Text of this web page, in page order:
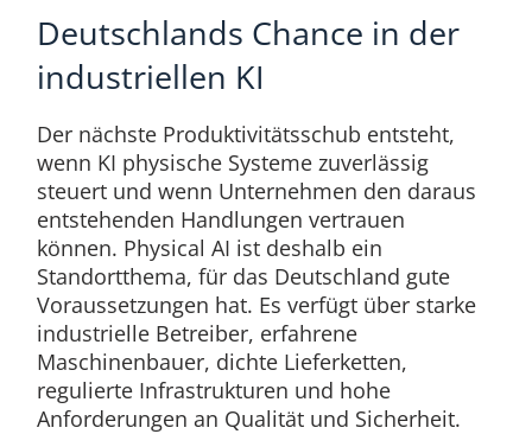
Deutschlands Chance in der
industriellen KI
Der nächste Produktivitätsschub entsteht,
wenn KI physische Systeme zuverlässig
steuert und wenn Unternehmen den daraus
entstehenden Handlungen vertrauen
können. Physical AI ist deshalb ein
Standortthema, für das Deutschland gute
Voraussetzungen hat. Es verfügt über starke
industrielle Betreiber, erfahrene
Maschinenbauer, dichte Lieferketten,
regulierte Infrastrukturen und hohe
Anforderungen an Qualität und Sicherheit.